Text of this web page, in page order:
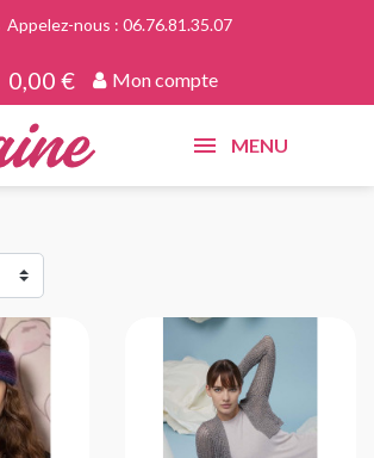
Appelez-nous : 06.76.81.35.07
0,00 € Mon compte
MENU